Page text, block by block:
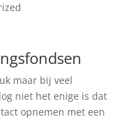
maar bij veel
niet het enige is dat
opnemen met een